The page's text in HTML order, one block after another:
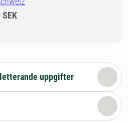
SEK
uppgifter